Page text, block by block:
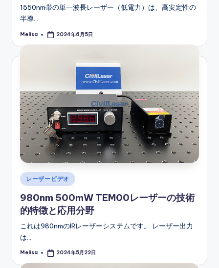
1550nm帯の単一波長レーザー（低電力）は、高安定性の
半導…
Posted
Melisa 2024年6月5日
Posted
in
レーザービデオ
980nm 500mW TEM00レーザーの技術
的特徴と応用分野
これは980nmのIRレーザーシステムです。 レーザー出力
は…
Posted
Melisa 2024年5月22日